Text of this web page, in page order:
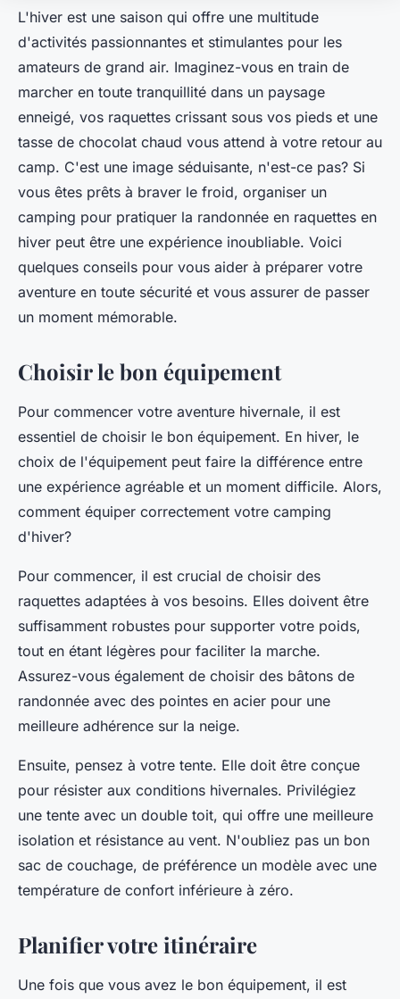
L'hiver est une saison qui offre une multitude
d'activités passionnantes et stimulantes pour les
amateurs de grand air. Imaginez-vous en train de
marcher en toute tranquillité dans un paysage
enneigé, vos raquettes crissant sous vos pieds et une
tasse de chocolat chaud vous attend à votre retour au
camp. C'est une image séduisante, n'est-ce pas? Si
vous êtes prêts à braver le froid, organiser un
camping pour pratiquer la randonnée en raquettes en
hiver peut être une expérience inoubliable. Voici
quelques conseils pour vous aider à préparer votre
aventure en toute sécurité et vous assurer de passer
un moment mémorable.
Choisir le bon équipement
Pour commencer votre aventure hivernale, il est
essentiel de choisir le bon équipement. En hiver, le
choix de l'équipement peut faire la différence entre
une expérience agréable et un moment difficile. Alors,
comment équiper correctement votre camping
d'hiver?
Pour commencer, il est crucial de choisir des
raquettes adaptées à vos besoins. Elles doivent être
suffisamment robustes pour supporter votre poids,
tout en étant légères pour faciliter la marche.
Assurez-vous également de choisir des bâtons de
randonnée avec des pointes en acier pour une
meilleure adhérence sur la neige.
Ensuite, pensez à votre tente. Elle doit être conçue
pour résister aux conditions hivernales. Privilégiez
une tente avec un double toit, qui offre une meilleure
isolation et résistance au vent. N'oubliez pas un bon
sac de couchage, de préférence un modèle avec une
température de confort inférieure à zéro.
Planifier votre itinéraire
Une fois que vous avez le bon équipement, il est